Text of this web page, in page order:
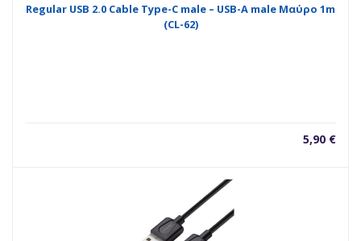
Regular USB 2.0 Cable Type-C male – USB-A male Μαύρο 1m
(CL-62)
5,90 €